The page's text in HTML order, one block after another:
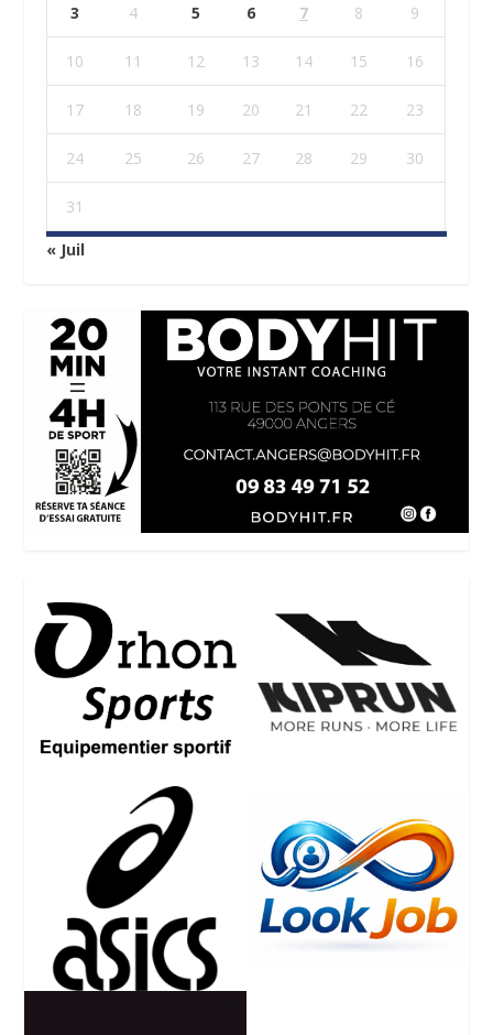
3 4 5 6 7 8 9
10 11 12 13 14 15 16
17 18 19 20 21 22 23
24 25 26 27 28 29 30
31
« Juil